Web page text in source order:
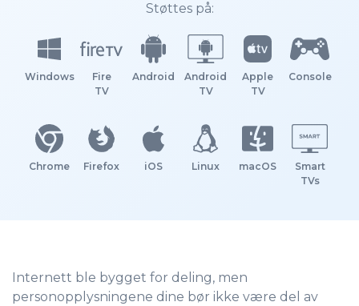
Støttes på:
Windows
Fire
TV
Android
Android
TV
Apple
TV
Console
Chrome Firefox iOS Linux macOS
Smart
TVs
Internett ble bygget for deling, men
personopplysningene dine bør ikke være del av